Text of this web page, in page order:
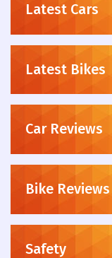
Latest Cars
Latest Bikes
Car Reviews
Bike Reviews
Safety